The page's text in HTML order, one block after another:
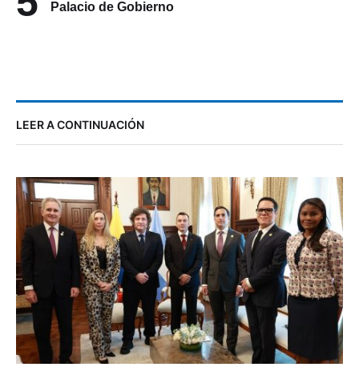
5
Daniel Noboa y Javier Milei se reúnen en el
LEER A CONTINUACIÓN